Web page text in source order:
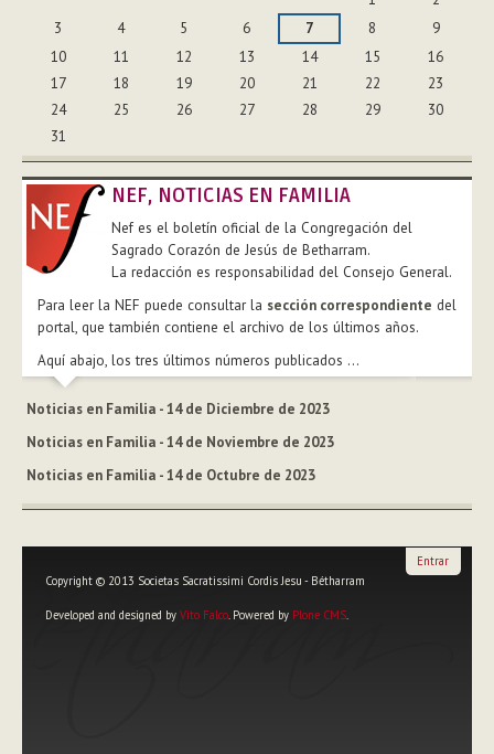
3
4 5 6 7 8
9
10
11 12 13 14 15
16
17
18 19 20 21 22
23
24
25 26 27 28 29
30
31
NEF, NOTICIAS EN FAMILIA
Nef es el boletín oficial de la Congregación del
Sagrado Corazón de Jesús de Betharram.
La redacción es responsabilidad del Consejo General.
Para leer la NEF puede consultar la sección correspondiente del
portal, que también contiene el archivo de los últimos años.
Aquí abajo, los tres últimos números publicados ...
Noticias en Familia - 14 de Diciembre de 2023
Noticias en Familia - 14 de Noviembre de 2023
Noticias en Familia - 14 de Octubre de 2023
Copyright © 2013 Societas Sacratissimi Cordis Jesu - Bétharram
Developed and designed by Vito Falco. Powered by Plone CMS.
Entrar